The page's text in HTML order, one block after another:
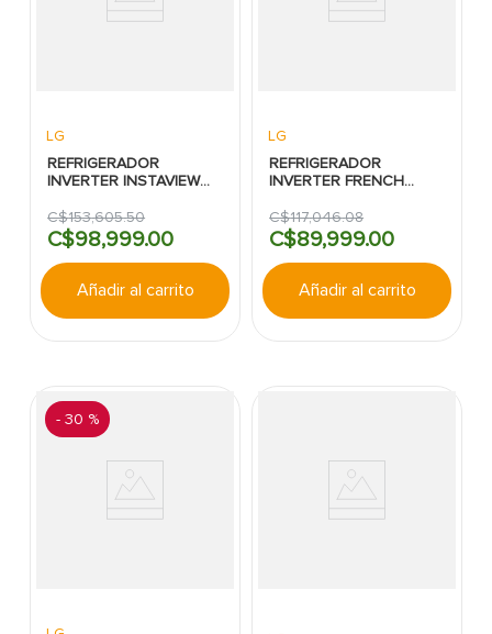
LG
REFRIGERADOR
INVERTER INSTAVIEW
CRAFT ICE 612L ACERO
LG
C$153,605.50
C$98,999.00
Añadir al carrito
LG
REFRIGERADOR
INVERTER FRENCH
DISPENSADOR PLATA
MATTE LG
C$117,046.08
C$89,999.00
Añadir al carrito
- 30 %